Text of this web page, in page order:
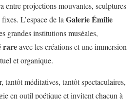
entre projections mouvantes, sculptures
L’espace de la Galerie Émilie
grandes institutions muséales,
rareavec les créations et une immersion
et organique.
méditatives, tantôt spectaculaires,
en outil poétique et invitent chacun à